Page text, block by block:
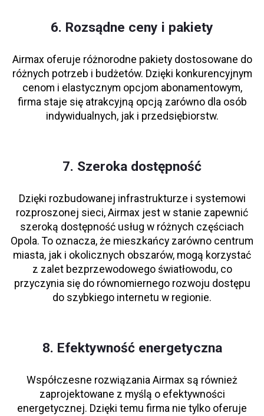
6. Rozsądne ceny i pakiety
Airmax oferuje różnorodne pakiety dostosowane do
różnych potrzeb i budżetów. Dzięki konkurencyjnym
cenom i elastycznym opcjom abonamentowym,
firma staje się atrakcyjną opcją zarówno dla osób
indywidualnych, jak i przedsiębiorstw.
7. Szeroka dostępność
Dzięki rozbudowanej infrastrukturze i systemowi
rozproszonej sieci, Airmax jest w stanie zapewnić
szeroką dostępność usług w różnych częściach
Opola. To oznacza, że mieszkańcy zarówno centrum
miasta, jak i okolicznych obszarów, mogą korzystać
z zalet bezprzewodowego światłowodu, co
przyczynia się do równomiernego rozwoju dostępu
do szybkiego internetu w regionie.
8. Efektywność energetyczna
Współczesne rozwiązania Airmax są również
zaprojektowane z myślą o efektywności
energetycznej. Dzięki temu firma nie tylko oferuje